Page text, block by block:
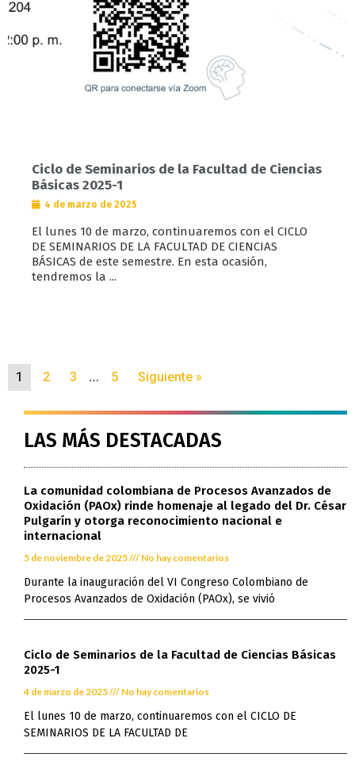
Ciclo de Seminarios de la Facultad de Ciencias
Básicas 2025-1
4 de marzo de 2025
El lunes 10 de marzo, continuaremos con el CICLO
DE SEMINARIOS DE LA FACULTAD DE CIENCIAS
BÁSICAS de este semestre. En esta ocasión,
tendremos la ...
1 2 3 … 5 Siguiente »
LAS MÁS DESTACADAS
La comunidad colombiana de Procesos Avanzados de
Oxidación (PAOx) rinde homenaje al legado del Dr. César
Pulgarín y otorga reconocimiento nacional e
internacional
5 de noviembre de 2025 No hay comentarios
Durante la inauguración del VI Congreso Colombiano de
Procesos Avanzados de Oxidación (PAOx), se vivió
Ciclo de Seminarios de la Facultad de Ciencias Básicas
2025-1
4 de marzo de 2025 No hay comentarios
El lunes 10 de marzo, continuaremos con el CICLO DE
SEMINARIOS DE LA FACULTAD DE